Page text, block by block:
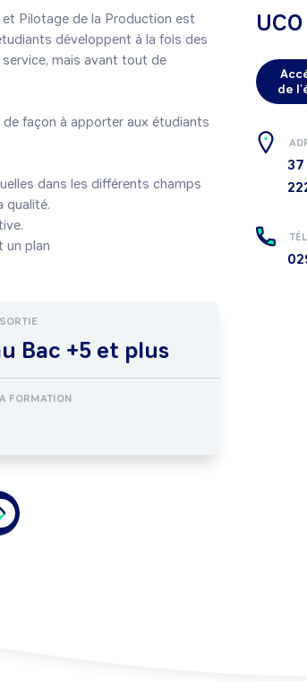
Pilotage de la Production est
développent à la fois des
mais avant tout de
façon à apporter aux étudiants
qualité.
un plan
Bac +5 et plus
FORMATION
de
37